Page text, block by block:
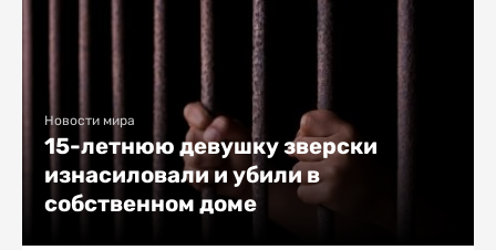
Новости мира
15-летнюю девушку зверски
изнасиловали и убили в
собственном доме